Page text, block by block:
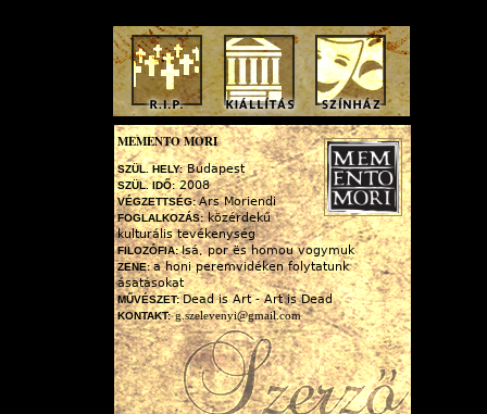
MEMENTO MORI
SZÜL. HELY:Budapest
SZÜL. IDŐ: 2008
VÉGZETTSÉG:Ars Moriendi
FOGLALKOZÁS:közérdekű
kulturális tevékenység
FILOZÓFIA:Isá, por ës homou vogymuk
ZENE:a honi peremvidéken folytatunk
ásatásokat
MŰVÉSZET:Dead is Art - Art is Dead
KONTAKT: g.szelevenyi@gmail.com